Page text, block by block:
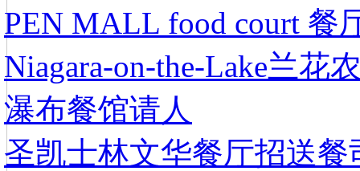
PEN MALL food court 餐
Niagara-on-the-Lake兰花
瀑布餐馆请人
圣凯士林文华餐厅招送餐